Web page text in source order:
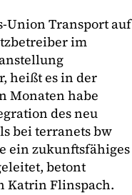
Union Transport auf
im
heißt es in der
Monaten habe
des neu
bei terranets bw
ein zukunftsfähiges
betont
Katrin Flinspach.